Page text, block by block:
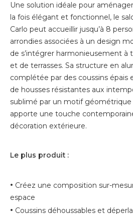
Une solution idéale pour
la fois élégant et fonctionnel, le
Carlo peut accueillir jusqu’à 8
arrondies associées à un design
de s’intégrer harmonieusement à
et de terrasses. Sa structure en
complétée par des coussins épais
de housses résistantes aux
sublimé par un motif géométrique
apporte une touche
décoration extérieure.
Le plus produit :
• Créez une composition sur-
espace
• Coussins déhoussables et